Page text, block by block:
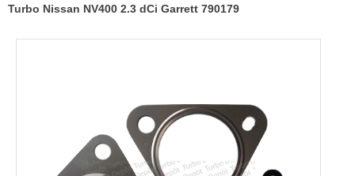
Turbo Nissan NV400 2.3 dCi Garrett 790179